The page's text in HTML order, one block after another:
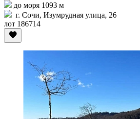
до моря 1093 м
г. Сочи, Изумрудная улица, 26
лот 186714